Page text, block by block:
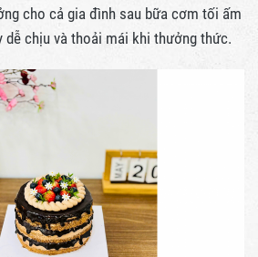
cho cả gia đình sau bữa cơm tối ấm
dễ chịu và thoải mái khi thưởng thức.